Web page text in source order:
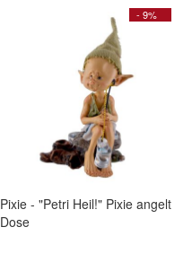
- 9%
Pixie - "Petri Heil!" Pixie angelt
Dose